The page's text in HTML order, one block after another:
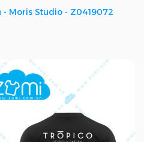
Moris Studio - Z0419072